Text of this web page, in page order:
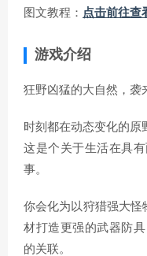
图文教程： 点击前往查
游戏介绍
狂野凶猛的大自然，袭
时刻都在动态变化的原
这是个关于生活在具
事。
你会化为以狩猎强大怪
材打造更强的武器防
的关联。